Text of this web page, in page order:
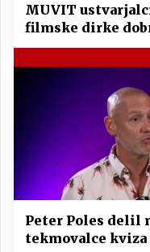
MUVIT
filmske dirke
Peter Poles delil
tekmovalce kviza